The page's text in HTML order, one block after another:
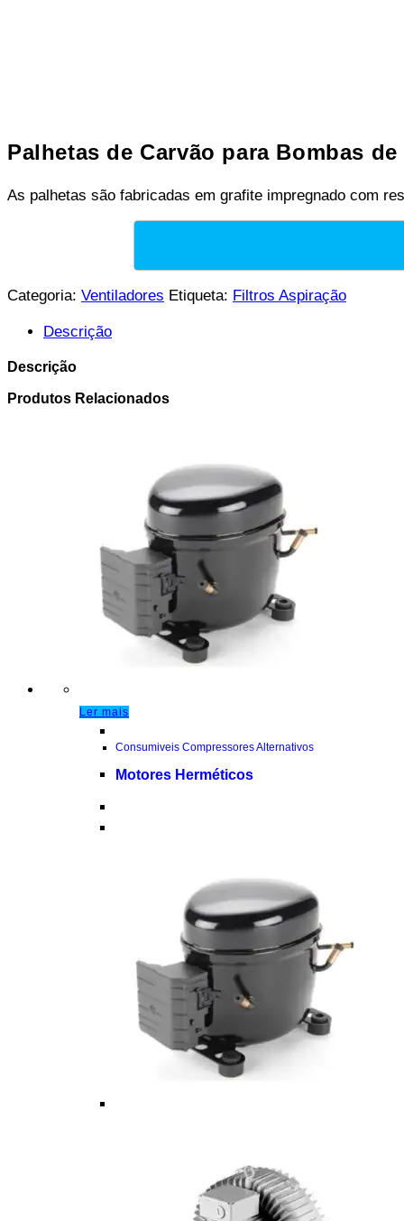
Palhetas de Carvão para Bombas de
As palhetas são fabricadas em grafite impregnado com
Categoria: Ventiladores Etiqueta: Filtros Aspiração
Descrição
Descrição
Produtos Relacionados
Ler mais
Consumiveis Compressores Alternativos
Motores Herméticos